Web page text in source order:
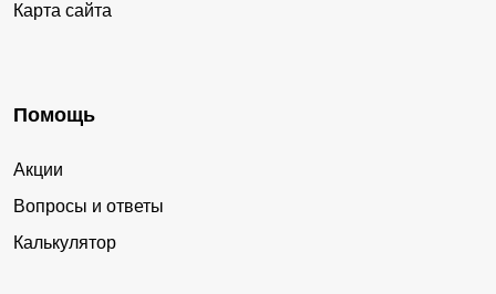
Карта сайта
Помощь
Акции
Вопросы и ответы
Калькулятор